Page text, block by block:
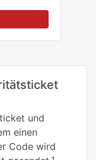
und
einen
Code wird